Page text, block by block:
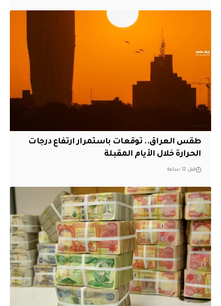
طقس العراق.. توقعات باستمرار ارتفاع درجات
الحرارة خلال الأيام المقبلة
قبل 12 ساعة